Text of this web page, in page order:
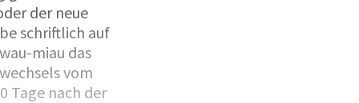
der neue
schriftlich auf
miau das
vom
Tage nach der